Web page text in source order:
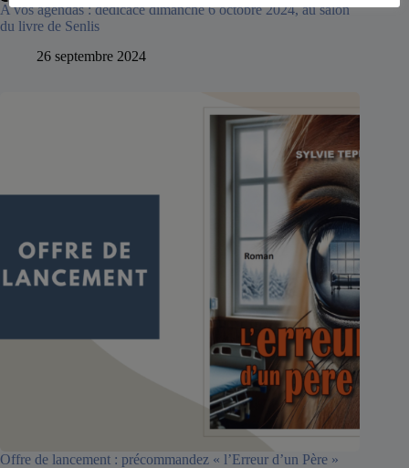
A vos agendas : dédicace dimanche 6 octobre 2024, au salon
du livre de Senlis
26 septembre 2024
Offre de lancement : précommandez « l’Erreur d’un Père »